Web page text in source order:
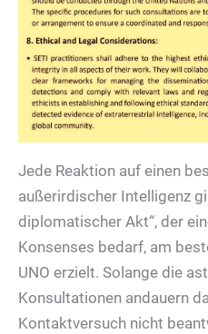
Jede Reaktion auf einen
außerirdischer Intelligenz
diplomatischer Akt“, der
Konsenses bedarf, am
UNO erzielt. Solange die
Konsultationen andauern
Kontaktversuch nicht